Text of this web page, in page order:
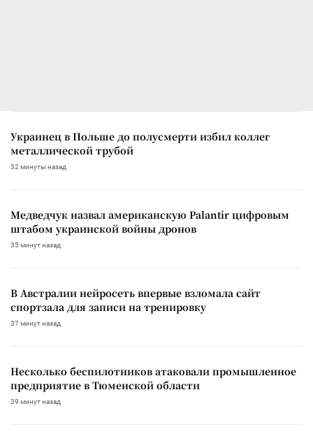
Украинец в Польше до полусмерти избил коллег
металлической трубой
32 минуты назад
Медведчук назвал американскую Palantir цифровым
штабом украинской войны дронов
35 минут назад
В Австралии нейросеть впервые взломала сайт
спортзала для записи на тренировку
37 минут назад
Несколько беспилотников атаковали промышленное
предприятие в Тюменской области
39 минут назад